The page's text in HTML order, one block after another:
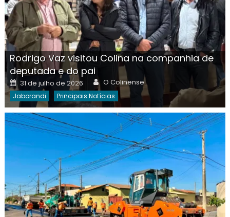
Rodrigo Vaz visitou Colina na companhia de
deputada e do pai
Posted
on
31 de julho de 2026 Author
O Colinense
Jaborandi Principais Notícias